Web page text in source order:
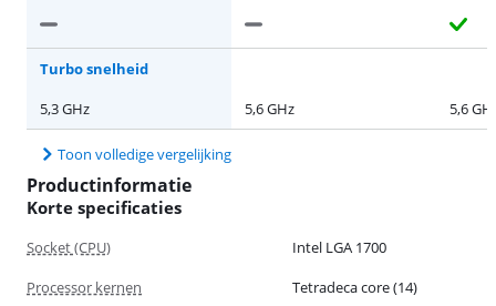
Turbo snelheid
5,3 GHz
5,6 GHz 5,6
Toon volledige vergelijking
Productinformatie
Korte specificaties
Socket (CPU)
Intel LGA 1700
Processor kernen
Tetradeca core (14)